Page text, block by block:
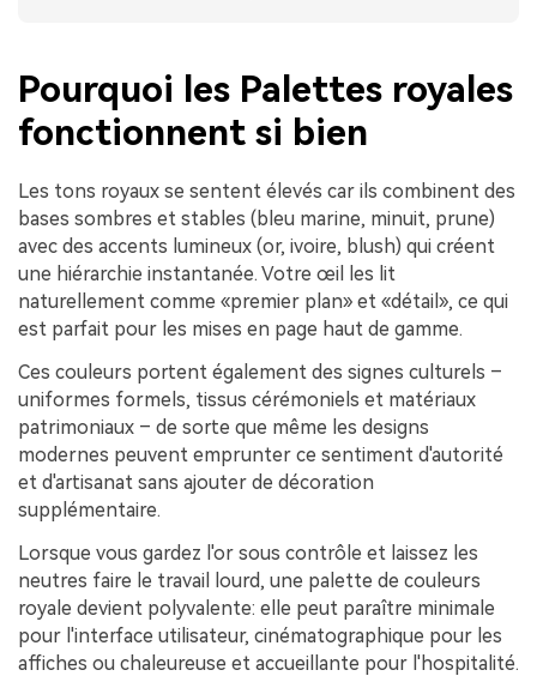
Pourquoi les Palettes royales
fonctionnent si bien
Les tons royaux se sentent élevés car ils combinent des
bases sombres et stables (bleu marine, minuit, prune)
avec des accents lumineux (or, ivoire, blush) qui créent
une hiérarchie instantanée. Votre œil les lit
naturellement comme «premier plan» et «détail», ce qui
est parfait pour les mises en page haut de gamme.
Ces couleurs portent également des signes culturels –
uniformes formels, tissus cérémoniels et matériaux
patrimoniaux – de sorte que même les designs
modernes peuvent emprunter ce sentiment d'autorité
et d'artisanat sans ajouter de décoration
supplémentaire.
Lorsque vous gardez l'or sous contrôle et laissez les
neutres faire le travail lourd, une palette de couleurs
royale devient polyvalente: elle peut paraître minimale
pour l'interface utilisateur, cinématographique pour les
affiches ou chaleureuse et accueillante pour l'hospitalité.